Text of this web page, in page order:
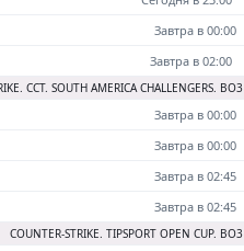
Завтра в 00:00
Завтра в 02:00
CCT. SOUTH AMERICA CHALLENGERS. BO3
Завтра в 00:00
Завтра в 00:00
Завтра в 02:45
Завтра в 02:45
COUNTER-STRIKE. TIPSPORT OPEN CUP. BO3